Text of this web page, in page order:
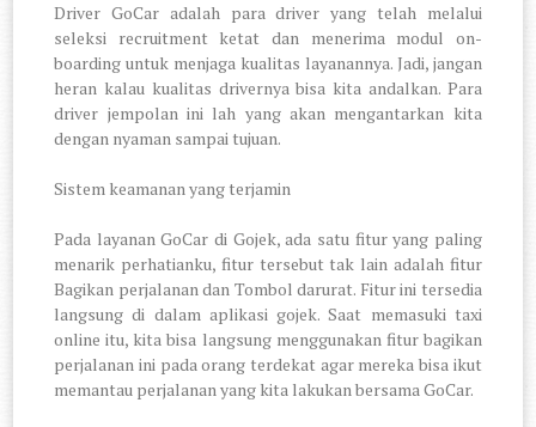
Driver GoCar adalah para driver yang telah melalui
seleksi recruitment ketat dan menerima modul on-
boarding untuk menjaga kualitas layanannya. Jadi, jangan
heran kalau kualitas drivernya bisa kita andalkan. Para
driver jempolan ini lah yang akan mengantarkan kita
dengan nyaman sampai tujuan.
Sistem keamanan yang terjamin
Pada layanan GoCar di Gojek, ada satu fitur yang paling
menarik perhatianku, fitur tersebut tak lain adalah fitur
Bagikan perjalanan dan Tombol darurat. Fitur ini tersedia
langsung di dalam aplikasi gojek. Saat memasuki taxi
online itu, kita bisa langsung menggunakan fitur bagikan
perjalanan ini pada orang terdekat agar mereka bisa ikut
memantau perjalanan yang kita lakukan bersama GoCar.